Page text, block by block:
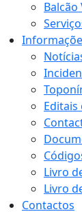
Editais
Livro
Livro
Contactos